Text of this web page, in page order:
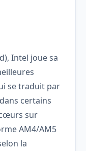
Intel joue sa
se traduit par
certains
sur
AM4/AM5
la